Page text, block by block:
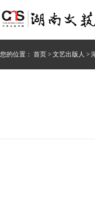
您的位置： 首页 > 文艺出版人 >